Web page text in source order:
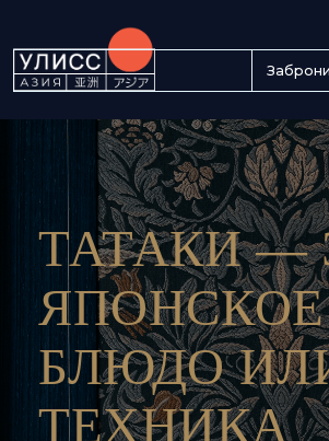
ТАТАКИ —
ЯПОНСКОЕ
БЛЮДО ИЛИ
ТЕХНИКА